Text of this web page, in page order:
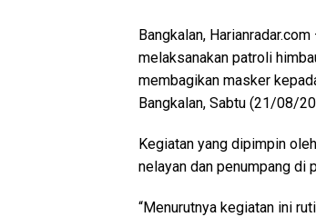
Bangkalan,
melaksanakan patroli
membagikan masker
Bangkalan, Sabtu (21/08/
Kegiatan yang dipimpin
nelayan dan penumpang di
“Menurutnya kegiatan ini